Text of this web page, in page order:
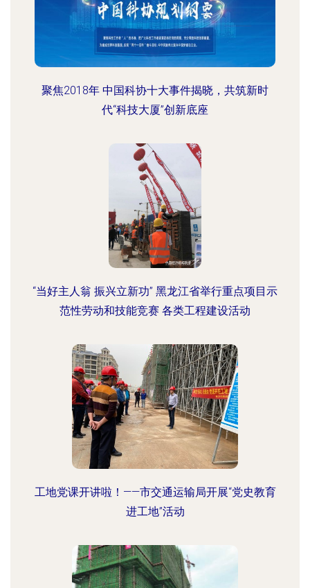
聚焦2018年 中国科协十大事件揭晓，共筑新时
代“科技大厦”创新底座
“当好主人翁 振兴立新功” 黑龙江省举行重点项目示
范性劳动和技能竞赛 各类工程建设活动
工地党课开讲啦！——市交通运输局开展“党史教育
进工地”活动